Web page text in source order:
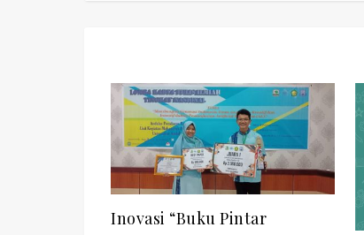
Inovasi “Buku Pintar